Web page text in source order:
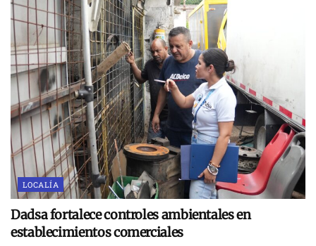
LOCALÍA
Dadsa fortalece controles ambientales en
establecimientos comerciales